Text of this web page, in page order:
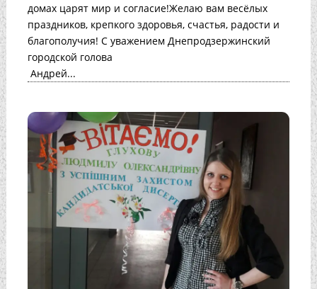
домах царят мир и согласие!Желаю вам весёлых
праздников, крепкого здоровья, счастья, радости и
благополучия! С уважением Днепродзержинский
городской голова
Андрей...